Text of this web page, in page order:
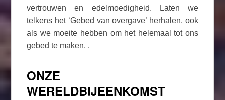
vertrouwen en edelmoedigheid. Laten we
telkens het ‘Gebed van overgave’ herhalen, ook
als we moeite hebben om het helemaal tot ons
gebed te maken. .
ONZE
WERELDBIJEENKOMST